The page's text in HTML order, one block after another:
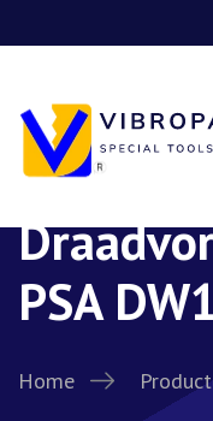
PSA
Home